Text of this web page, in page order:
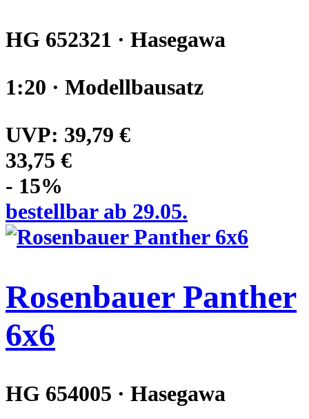
HG 652321 · Hasegawa
1:20 · Modellbausatz
UVP: 39,79 €
33,75 €
- 15%
bestellbar ab 29.05.
Rosenbauer Panther
6x6
HG 654005 · Hasegawa